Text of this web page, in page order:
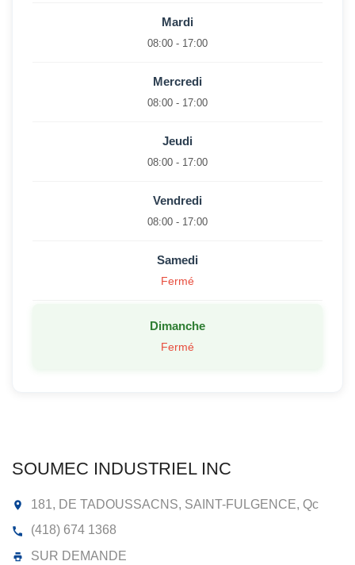
Mardi
08:00 - 17:00
Mercredi
08:00 - 17:00
Jeudi
08:00 - 17:00
Vendredi
08:00 - 17:00
Samedi
Fermé
Dimanche
Fermé